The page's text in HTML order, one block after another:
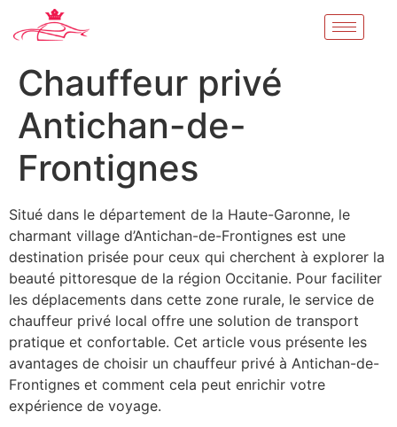
Chauffeur privé
Antichan-de-
Frontignes
Situé dans le département de la Haute-Garonne, le
charmant village d’Antichan-de-Frontignes est une
destination prisée pour ceux qui cherchent à explorer la
beauté pittoresque de la région Occitanie. Pour faciliter
les déplacements dans cette zone rurale, le service de
chauffeur privé local offre une solution de transport
pratique et confortable. Cet article vous présente les
avantages de choisir un chauffeur privé à Antichan-de-
Frontignes et comment cela peut enrichir votre
expérience de voyage.